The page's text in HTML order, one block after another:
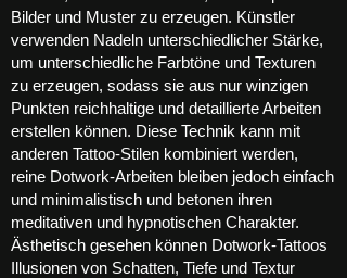
Bilder und Muster zu erzeugen. Künstler
verwenden Nadeln unterschiedlicher Stärke,
um unterschiedliche Farbtöne und Texturen
zu erzeugen, sodass sie aus nur winzigen
Punkten reichhaltige und detaillierte Arbeiten
erstellen können. Diese Technik kann mit
anderen Tattoo-Stilen kombiniert werden,
reine Dotwork-Arbeiten bleiben jedoch einfach
und minimalistisch und betonen ihren
meditativen und hypnotischen Charakter.
Ästhetisch gesehen können Dotwork-Tattoos
Illusionen von Schatten, Tiefe und Textur